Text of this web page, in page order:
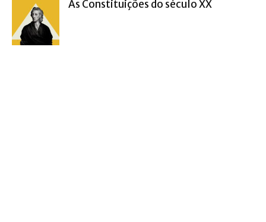
As Constituições do século XX